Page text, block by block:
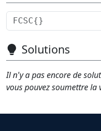
Solutions
Il n'y a pas encore de
vous pouvez soumettre